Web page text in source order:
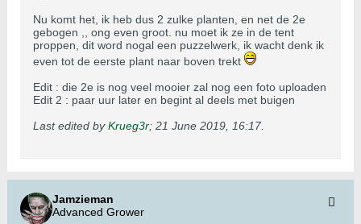
Nu komt het, ik heb dus 2 zulke planten, en net de 2e
gebogen ,, ong even groot. nu moet ik ze in de tent
proppen, dit word nogal een puzzelwerk, ik wacht denk ik
even tot de eerste plant naar boven trekt
Edit : die 2e is nog veel mooier zal nog een foto uploaden
Edit 2 : paar uur later en begint al deels met buigen
Last edited byKrueg3r; 21 June 2019, 16:17
Jamzieman
Advanced Grower